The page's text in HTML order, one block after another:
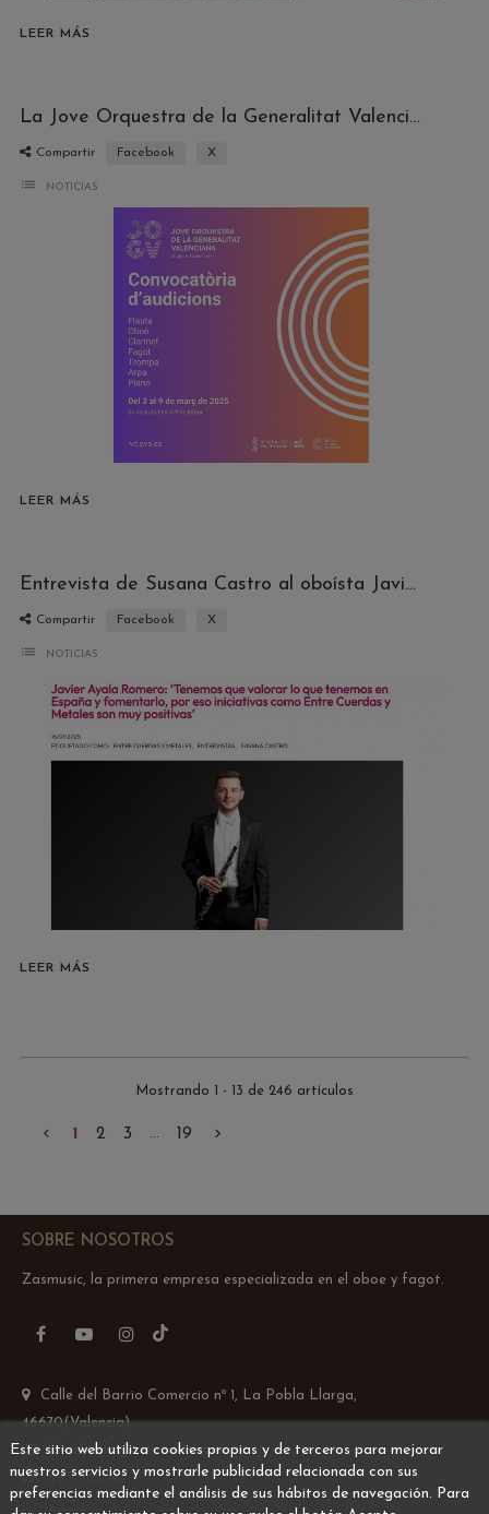
LEER MÁS
La Jove Orquestra de la Generalitat Valenciana convoca audiciones para oboe y fagot
Compartir Facebook X
list NOTICIAS
LEER MÁS
Entrevista de Susana Castro al oboísta Javier Ayala en Melómano
Compartir Facebook X
list NOTICIAS
LEER MÁS
Mostrando 1 - 13 de 246 artículos
 1 2 3 ... 19 
SOBRE NOSOTROS
Zasmusic, la primera empresa especializada en el oboe y fagot.
FacebookYouTubeInstagram
Calle del Barrio Comercio nº 1, La Pobla Llarga,
46670(Valencia)
Email: info@zasmusic.com
695 962 145
Este sitio web utiliza cookies propias y de terceros para mejorar
nuestros servicios y mostrarle publicidad relacionada con sus
preferencias mediante el análisis de sus hábitos de navegación. Para